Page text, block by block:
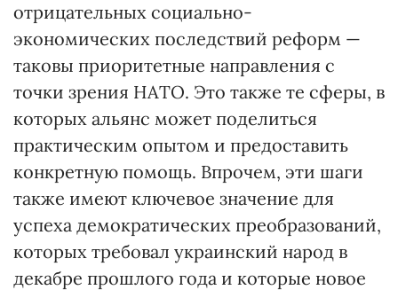
отрицательных социально-
экономических последствий реформ —
таковы приоритетные направления с
точки зрения НАТО. Это также те сферы, в
которых альянс может поделиться
практическим опытом и предоставить
конкретную помощь. Впрочем, эти шаги
также имеют ключевое значение для
успеха демократических преобразований,
которых требовал украинский народ в
декабре прошлого года и которые новое